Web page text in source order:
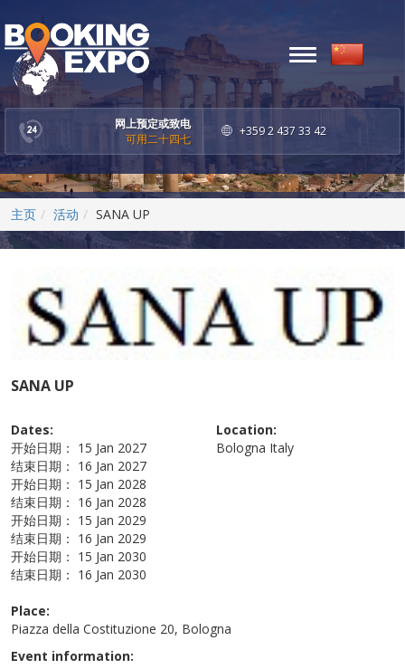
网上预定或致电
可用二十四七
+359 2 437 33 42
Toggle
主页 活动 SANA UP
SANA UP
Dates:
开始日期： 15 Jan 2027
结束日期： 16 Jan 2027
开始日期： 15 Jan 2028
结束日期： 16 Jan 2028
开始日期： 15 Jan 2029
结束日期： 16 Jan 2029
开始日期： 15 Jan 2030
结束日期： 16 Jan 2030
Location:
Bologna Italy
Place:
Piazza della Costituzione 20, Bologna
Event information: